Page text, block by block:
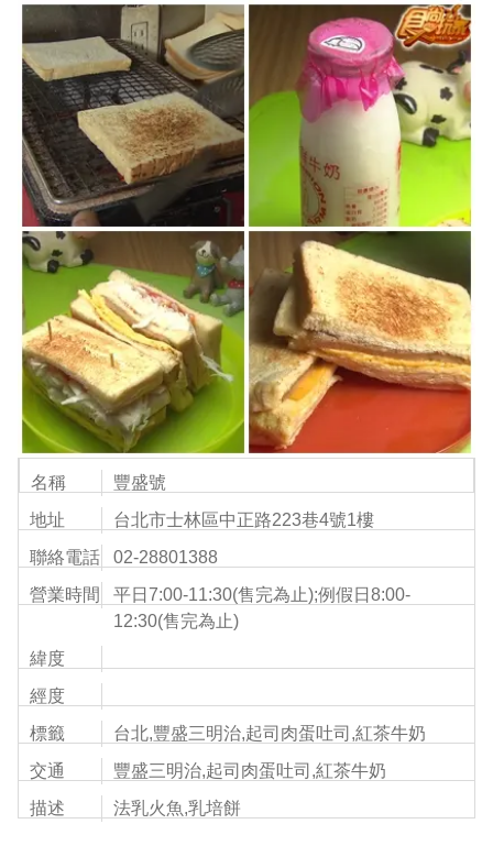
名稱
豐盛號
地址
台北市士林區中正路223巷4號1樓
聯絡電話
02-28801388
營業時間
平日7:00-11:30(售完為止);例假日8:00-
12:30(售完為止)
緯度
經度
標籤
台北,豐盛三明治,起司肉蛋吐司,紅茶牛奶
交通
豐盛三明治,起司肉蛋吐司,紅茶牛奶
描述
法乳火魚,乳培餅